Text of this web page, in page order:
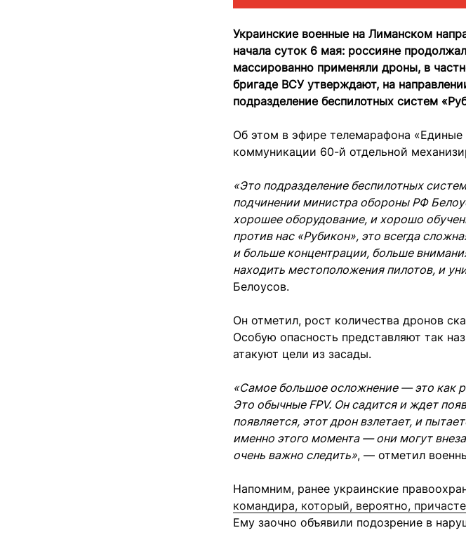
Украинские военные на Лиманском
начала суток 6 мая: россияне
массированно применяли дроны, в
бригаде ВСУ утверждают, на
подразделение беспилотных систем
Об этом в эфире телемарафона «Единые
коммуникации 60-й отдельной
«Это подразделение беспилотных
подчинении министра обороны РФ
хорошее оборудование, и хорошо
против нас «Рубикон», это всегда
и больше концентрации, больше
находить местоположения пилотов, и
Белоусов.
Он отметил, рост количества дронов
Особую опасность представляют так
атакуют цели из засады.
«Самое большое осложнение — это как
Это обычные FPV. Он садится и ждет
появляется, этот дрон взлетает, и
именно этого момента — они могут
очень важно следить», — отметил
Напомним, ранее украинские
командира, который, вероятно,
Ему заочно объявили подозрение в